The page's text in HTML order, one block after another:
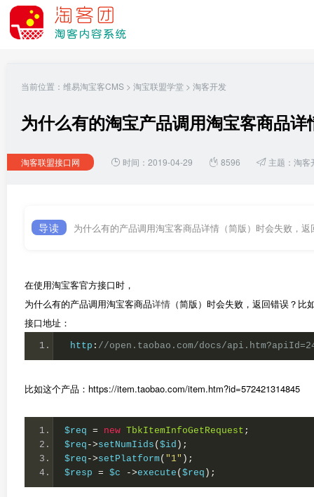
当前位置： 维易淘宝客CMS > 淘宝联盟学堂 > 淘客开发
为什么有的淘宝产品调用淘宝客商品
淘客联盟接口网 时间：2019-04-29 8596 主题： 淘客
导读 为什么有的产品调用淘宝客商品详情（简版）时会失败，返
在使用淘宝客官方接口时，
为什么有的产品调用淘宝客商品详情 （简版）时会失败，返回错误？比
接口地址：
http : //open.taobao.com/docs/
比如这个产品：https://item.taobao.com/item.htm?id=572421314845
$req = new TbkItemInfoGetRequest ;
$req ->setNumIids ( $id );
$req ->setPlatform( "1" );
$resp = $c ->execute ( $req );